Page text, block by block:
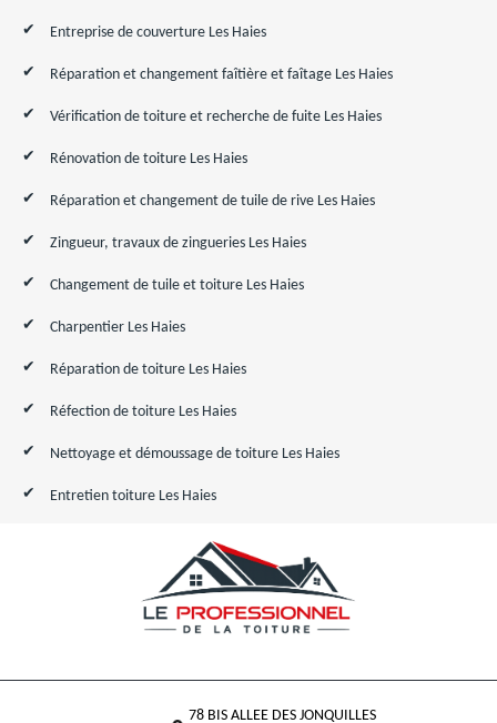
Entreprise de couverture Les Haies
Réparation et changement faîtière et faîtage Les Haies
Vérification de toiture et recherche de fuite Les Haies
Rénovation de toiture Les Haies
Réparation et changement de tuile de rive Les Haies
Zingueur, travaux de zingueries Les Haies
Changement de tuile et toiture Les Haies
Charpentier Les Haies
Réparation de toiture Les Haies
Réfection de toiture Les Haies
Nettoyage et démoussage de toiture Les Haies
Entretien toiture Les Haies
78 BIS ALLEE DES JONQUILLES